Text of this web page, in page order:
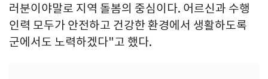
러분이야말로 지역 돌봄의 중심이다. 어르신과 수행
인력 모두가 안전하고 건강한 환경에서 생활하도록
군에서도 노력하겠다"고 했다.